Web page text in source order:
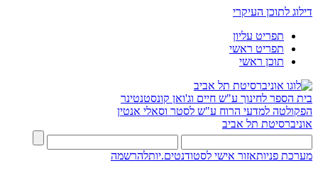
דילוג לתוכן העיקרי
תפריט עליון
תפריט ראשי
תוכן ראשי
בית הספר לחינוך ע"ש חיים וג'ואן קונסטנטינר
הפקולטה למדעי הרוח ע"ש לסטר וסאלי אנטין
אוניברסיטת תל אביב
מערכת פניותאזור אישי לסטודנטים.יותלהרשמה